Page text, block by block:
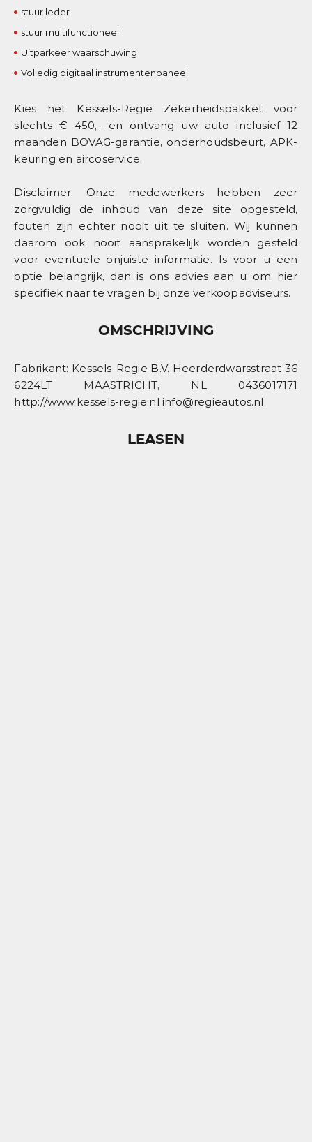
stuur leder
stuur multifunctioneel
Uitparkeer waarschuwing
Volledig digitaal instrumentenpaneel
Kies het Kessels-Regie Zekerheidspakket voor
slechts € 450,- en ontvang uw auto inclusief 12
maanden BOVAG-garantie, onderhoudsbeurt, APK-
keuring en aircoservice.
Disclaimer: Onze medewerkers hebben zeer
zorgvuldig de inhoud van deze site opgesteld,
fouten zijn echter nooit uit te sluiten. Wij kunnen
daarom ook nooit aansprakelijk worden gesteld
voor eventuele onjuiste informatie. Is voor u een
optie belangrijk, dan is ons advies aan u om hier
specifiek naar te vragen bij onze verkoopadviseurs.
OMSCHRIJVING
Fabrikant: Kessels-Regie B.V. Heerderdwarsstraat 36
6224LT MAASTRICHT, NL 0436017171
http://www.kessels-regie.nl info@regieautos.nl
LEASEN